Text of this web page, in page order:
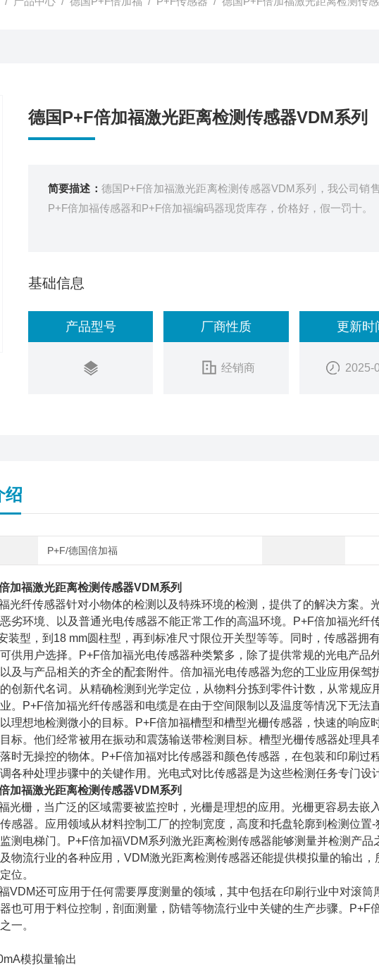
德国P+F倍加福激光距离检测传感器VDM系列
简要描述： 德国P+F倍加福激光距离检测传感器VDM系列，我公司销
P+F倍加福传感器和P+F倍加福编码器现货库存，价格好，假一罚十。
基础信息
产品型号 厂商性质
经销商
更新时
2025-
绍
P+F/德国倍加福
加福激光距离检测传感器VDM系列
光纤传感器针对小物体的检测以及特殊环境的检测，提供了的解决方案。
劣环境、以及普通光电传感器不能正常工作的高温环境。P+F倍加福光纤
装型，到18 mm圆柱型，再到标准尺寸限位开关型等等。同时，传感器拥
供用户选择。P+F倍加福光电传感器种类繁多，除了提供常规的光电产品
及与产品相关的齐全的配套附件。倍加福光电传感器为您的工业应用保驾
创新代名词。从精确检测到光学定位，从物料分拣到零件计数，从常规应
。P+F倍加福光纤传感器和电缆是在由于空间限制以及温度等情况下无法
理想地检测微小的目标。P+F倍加福槽型和槽型光栅传感器，快速的响应
标。他们经常被用在振动和震荡输送带检测目标。槽型光栅传感器处理具
时无操控的物体。P+F倍加福对比传感器和颜色传感器，在包装和印刷过
各种处理步骤中的关键作用。光电式对比传感器是为这些检测任务专门设
加福激光距离检测传感器VDM系列
光栅，当广泛的区域需要被监控时，光栅是理想的应用。光栅更容易去嵌
感器。应用领域从材料控制工厂的控制宽度，高度和托盘轮廓到检测位置
测电梯门。P+F倍加福VDM系列激光距离检测传感器能够测量并检测产品
物流行业的各种应用，VDM激光距离检测传感器还能提供模拟量的输出
位。
VDM还可应用于任何需要厚度测量的领域，其中包括在印刷行业中对滚
也可用于料位控制，剖面测量，防错等物流行业中关键的生产步骤。P+F
一。
模拟量输出